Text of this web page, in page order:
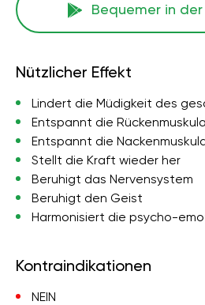
Bequemer in
Nützlicher Effekt
Lindert die Müdigkeit des
Entspannt die
Entspannt die
Stellt die Kraft wieder her
Beruhigt das Nervensystem
Beruhigt den Geist
Harmonisiert die psycho-
Kontraindikationen
NEIN